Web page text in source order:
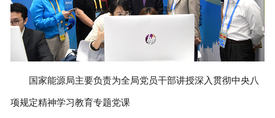
联系我们
国家能源局主要负责为全局党员干部讲授深入贯彻中央八
项规定精神学习教育专题党课